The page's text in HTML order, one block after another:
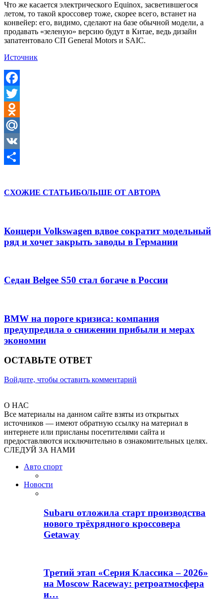
Что же касается электрического Equinox, засветившегося
летом, то такой кроссовер тоже, скорее всего, встанет на
конвейер: его, видимо, сделают на базе обычной модели, а
продавать «зеленую» версию будут в Китае, ведь дизайн
запатентовало СП General Motors и SAIC.
Источник
Facebook
Twitter
Odnoklassniki
Mail.Ru
VK
СХОЖИЕ СТАТЬИБОЛЬШЕ ОТ АВТОРА
Концерн Volkswagen вдвое сократит модельный
ряд и хочет закрыть заводы в Германии
Седан Belgee S50 стал богаче в России
BMW на пороге кризиса: компания
предупредила о снижении прибыли и мерах
экономии
ОСТАВЬТЕ ОТВЕТ
Войдите, чтобы оставить комментарий
О НАС
Все материалы на данном сайте взяты из открытых
источников — имеют обратную ссылку на материал в
интернете или присланы посетителями сайта и
предоставляются исключительно в ознакомительных целях.
СЛЕДУЙ ЗА НАМИ
Авто спорт
Новости
Subaru отложила старт производства
нового трёхрядного кроссовера
Getaway
Третий этап «Серия Классика – 2026»
на Moscow Raceway: ретроатмосфера
и…